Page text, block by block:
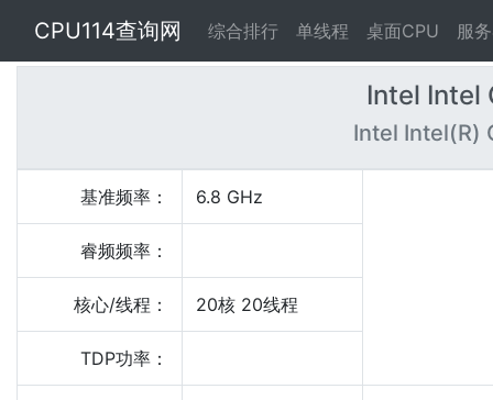
CPU114查询网 综合排行 单线程 桌面CPU 服
Intel Intel
Intel Intel(R)
基准频率： 6.8 GHz
睿频频率：
核心/线程： 20核 20线程
TDP功率：